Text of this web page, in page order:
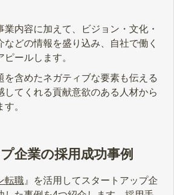
内容に加えて、ビジョン・文化・
どの情報を盛り込み、自社で働く
ールします。
を含めたネガティブな要素も伝える
してくれる貢献意欲のある人材から
。
企業の採用成功事例
転職 』を活用してスタートアップ企